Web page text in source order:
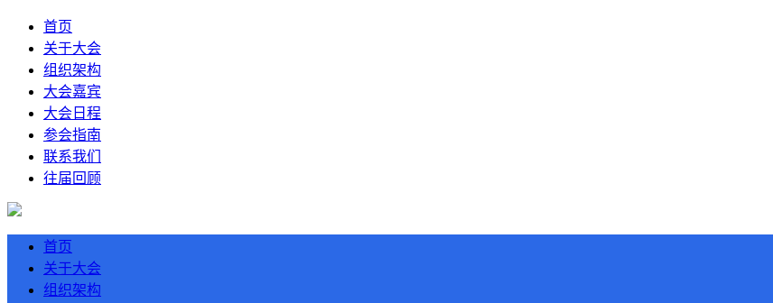
首页
关于大会
组织架构
大会嘉宾
大会日程
参会指南
联系我们
往届回顾
首页
关于大会
组织架构